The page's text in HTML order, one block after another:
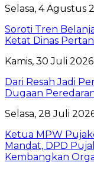
Selasa, 4 Agustus
Soroti Tren
Ketat Dinas
Kamis, 30 Juli
Dari Resah Jadi
Dugaan
Selasa, 28 Juli
Ketua MPW
Mandat, DPD
Kembangkan